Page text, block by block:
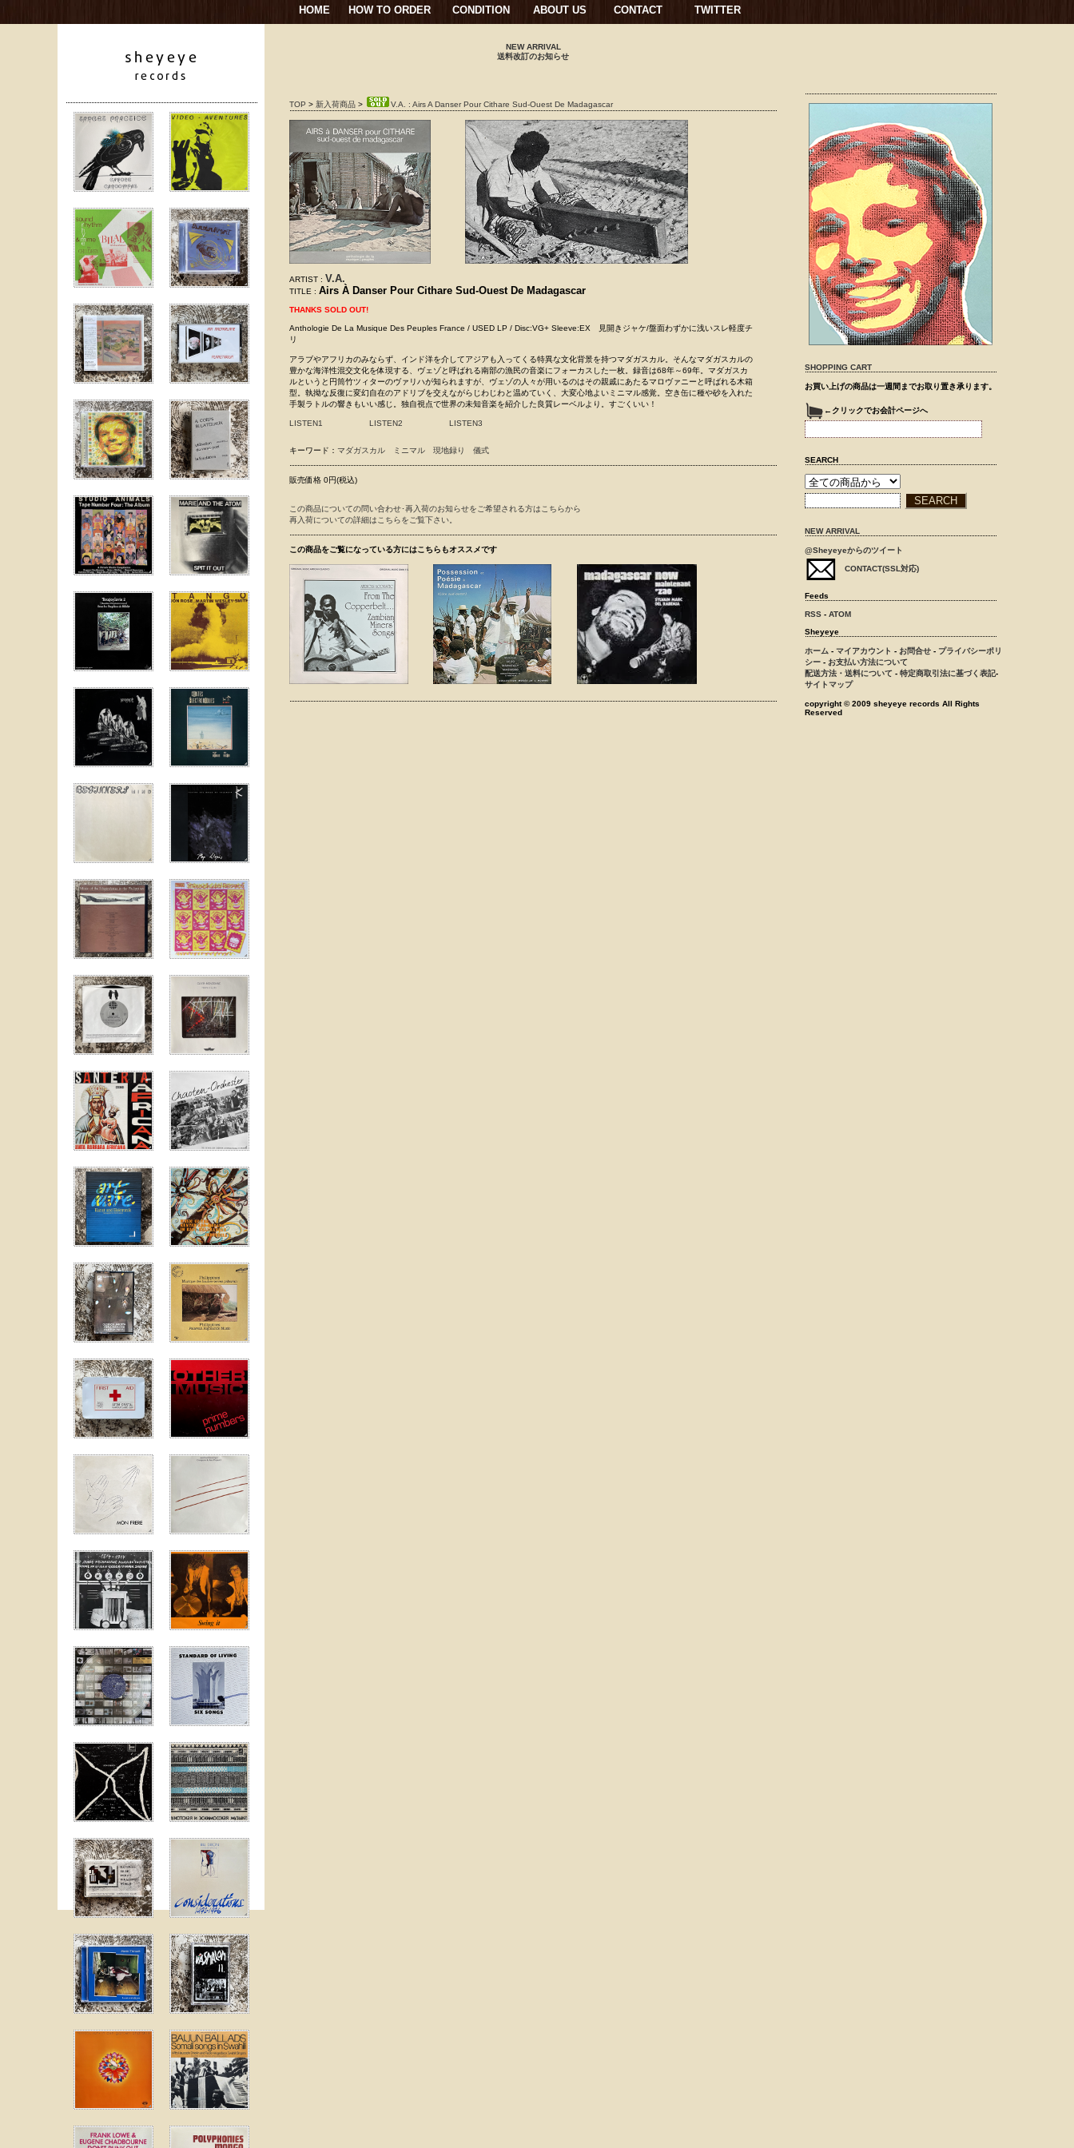
HOME HOW TO ORDER CONDITION ABOUT US CONTACT TWITTER
NEW ARRIVAL
送料改訂のお知らせ
TOP > 新入荷商品 > V.A. : Airs A Danser Pour Cithare Sud-Ouest De Madagascar
ARTIST : V.A.
TITLE : Airs À Danser Pour Cithare Sud-Ouest De Madagascar
THANKS SOLD OUT!
Anthologie De La Musique Des Peuples France / USED LP / Disc:VG+ Sleeve:EX 見開きジャケ/盤面わずかに浅いスレ軽度チ
リ
アラブやアフリカのみならず、インド洋を介してアジアも入ってくる特異な文化背景を持つマダガスカル。そんなマダガスカルの
豊かな海洋性混交文化を体現する、ヴェゾと呼ばれる南部の漁民の音楽にフォーカスした一枚。録音は68年～69年。マダガスカ
ルというと円筒竹ツィターのヴァリハが知られますが、ヴェゾの人々が用いるのはその親戚にあたるマロヴァニーと呼ばれる木箱
型。執拗な反復に変幻自在のアドリブを交えながらじわじわと温めていく、大変心地よいミニマル感覚。空き缶に種や砂を入れた
手製ラトルの響きもいい感じ。独自視点で世界の未知音楽を紹介した良質レーベルより。すごくいい！
LISTEN1 LISTEN2 LISTEN3
キーワード： マダガスカル ミニマル 現地録り 儀式
販売価格 0円(税込)
この商品についての問い合わせ･再入荷のお知らせをご希望される方はこちらから
再入荷についての詳細はこちらをご覧下さい。
この商品をご覧になっている方にはこちらもオススメです
SHOPPING CART
お買い上げの商品は一週間までお取り置き承ります。
←クリックでお会計ページへ
SEARCH
NEW ARRIVAL
@Sheyeyeからのツイート
CONTACT(SSL対応)
Feeds
RSS - ATOM
Sheyeye
ホーム - マイアカウント - お問合せ - プライバシーポリ
シー - お支払い方法について
配送方法・送料について - 特定商取引法に基づく表記-
サイトマップ
copyright © 2009 sheyeye records All Rights
Reserved